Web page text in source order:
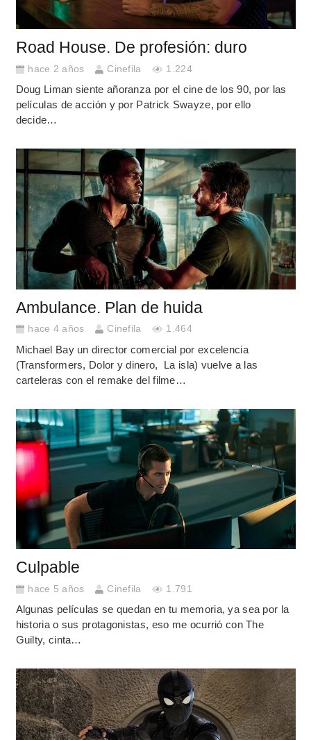
Road House. De profesión: duro
hace 2 años Cinefila 1.224
Doug Liman siente añoranza por el cine de los 90, por las
películas de acción y por Patrick Swayze, por ello
decide…
Ambulance. Plan de huida
hace 4 años Cinefila 1.464
Michael Bay un director comercial por excelencia
(Transformers, Dolor y dinero, La isla) vuelve a las
carteleras con el remake del filme…
Culpable
hace 5 años Cinefila 1.791
Algunas películas se quedan en tu memoria, ya sea por la
historia o sus protagonistas, eso me ocurrió con The
Guilty, cinta…